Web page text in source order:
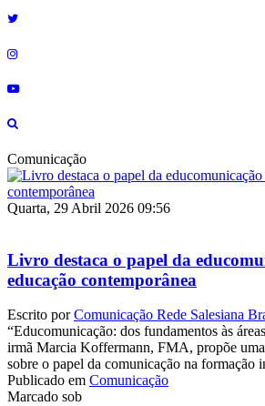
Comunicação
Quarta, 29 Abril 2026 09:56
Livro destaca o papel da
educação contemporânea
Escrito porComunicação Rede Salesiana
“Educomunicação: dos fundamentos às
irmã Marcia Koffermann, FMA, propõe
sobre o papel da comunicação na formação
Publicado em Comunicação
Marcado sob